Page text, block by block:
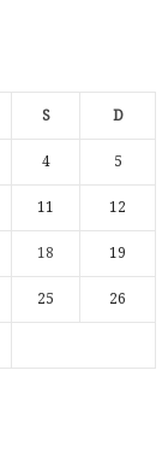
S D
4 5
11 12
18 19
25 26